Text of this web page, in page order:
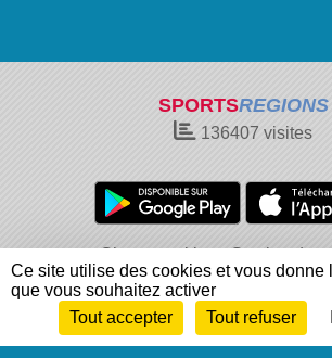
SPORTSREGIONS
136407 visites
Charte cookies
Gestion des
Informations légales
Signaler un
Envie de participer ?
Ce site utilise des cookies et vous donne
que vous souhaitez activer
Tout accepter
Tout refuser